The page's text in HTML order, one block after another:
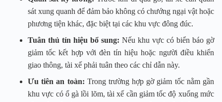
sát xung quanh để đảm bảo không có chướng ngại vật hoặc
phương tiện khác, đặc biệt tại các khu vực đông đúc.
Tuân thủ tín hiệu bổ sung: Nếu khu vực có biển báo gờ
giảm tốc kết hợp với đèn tín hiệu hoặc người điều khiển
giao thông, tài xế phải tuân theo các chỉ dẫn này.
Ưu tiên an toàn: Trong trường hợp gờ giảm tốc nằm gần
khu vực có ổ gà lồi lõm, tài xế cần giảm tốc độ xuống mức